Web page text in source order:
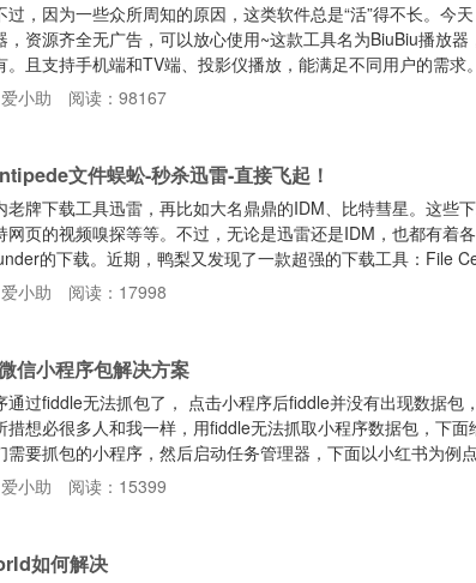
，因为一些众所周知的原因，这类软件总是“活”得不长。今
资源齐全无广告，可以放心使用~这款工具名为BiuBiu播放器
且支持手机端和TV端、投影仪播放，能满足不同用户的需求
放器后，看到的是一个空壳播放器，无法直接观看影视内容。
大家分享的片源接口，就可以正常使用了，操作很简单！毫不夸
小助 阅读：98167
文件蜈蚣-秒杀迅雷-直接飞起！
牌下载工具迅雷，再比如大名鼎鼎的IDM、比特彗星。这些
页的视频嗅探等等。不过，无论是迅雷还是IDM，也都有着
的下载。近期，鸭梨又发现了一款超强的下载工具：File
一款开源的全能下载神器，功能强大，且免费无广告。它的最
，包括HTTP/FTP、BT种子、磁力链接，m3u8流任务（AES-
小助 阅读：17998
信小程序包解决方案
过fiddle无法抓包了， 点击小程序后fiddle并没有出现数据包
想必很多人和我一样，用fiddle无法抓取小程序数据包，下面
要抓包的小程序，然后启动任务管理器，下面以小红书为例
面的小红书APP，如下图所示第二步、鼠标选中小红书APP，
没有 WMPFRuntime 这个文件夹，如果没有这个文件夹就不要
小助 阅读：15399
如何解决